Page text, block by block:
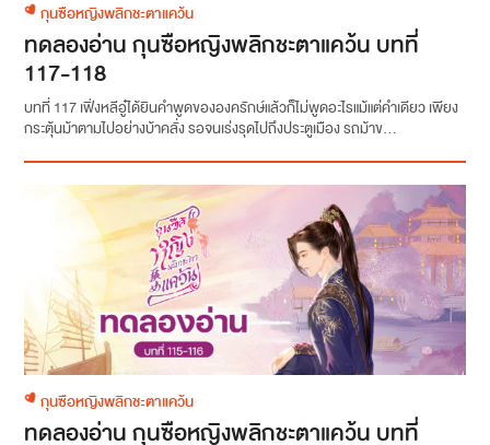
กุนซือหญิงพลิกชะตาแคว้น
ทดลองอ่าน กุนซือหญิงพลิกชะตาแคว้น บทที่
117-118
บทที่ 117 เฟิ่งหลีอู๋ได้ยินคำพูดขององครักษ์แล้วก็ไม่พูดอะไรแม้แต่คำเดียว เพียง
กระตุ้นม้าตามไปอย่างบ้าคลั่ง รอจนเร่งรุดไปถึงประตูเมือง รถม้าข...
กุนซือหญิงพลิกชะตาแคว้น
ทดลองอ่าน กุนซือหญิงพลิกชะตาแคว้น บทที่